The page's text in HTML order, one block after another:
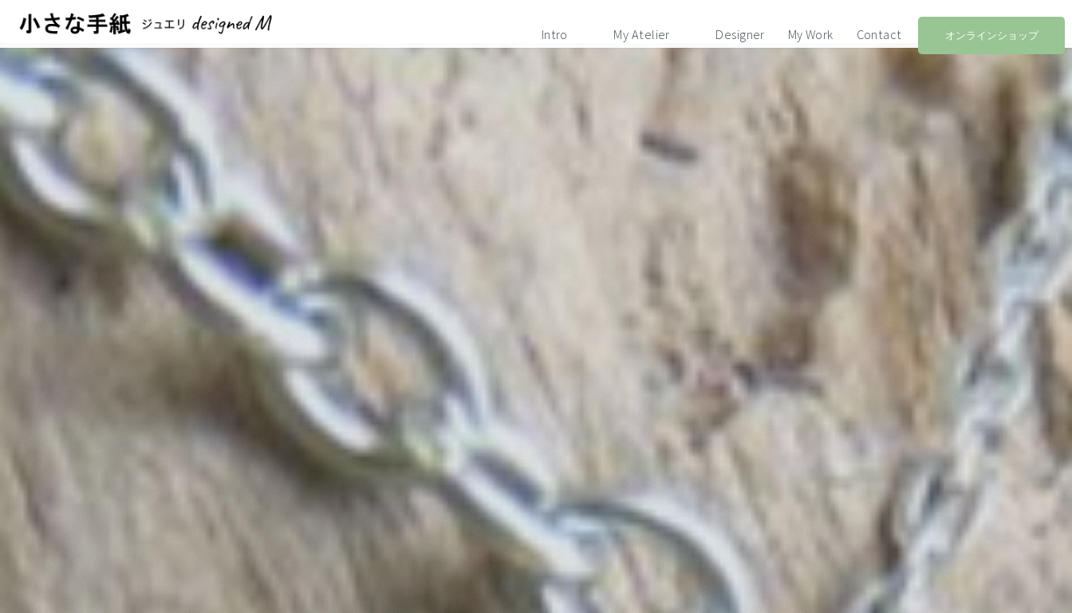
Intro My Atelier Designer My Work Contact オンラインショップ